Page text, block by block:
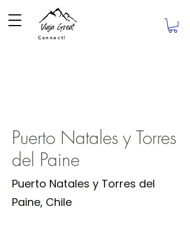
Connect!
Puerto Natales y Torres
del Paine
Puerto Natales y Torres del
Paine, Chile